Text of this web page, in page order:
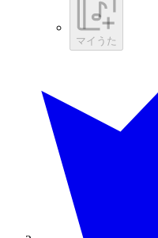
マイうた